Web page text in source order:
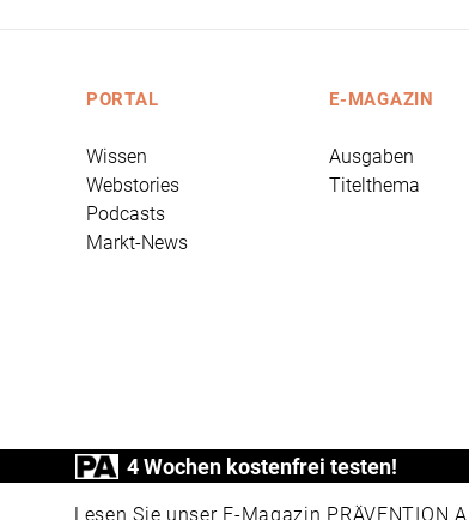
PORTAL
Wissen
Webstories
Podcasts
Markt-News
E-MAGAZIN
Ausgaben
Titelthema
4 Wochen kostenfrei testen!
Lesen Sie unser E-Magazin